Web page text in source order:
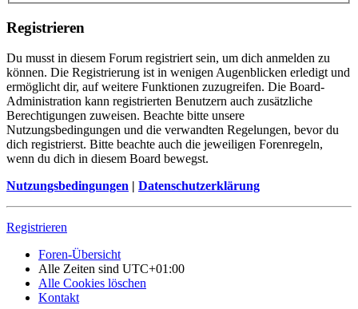
Registrieren
Du musst in diesem Forum registriert sein, um dich anmelden zu
können. Die Registrierung ist in wenigen Augenblicken erledigt und
ermöglicht dir, auf weitere Funktionen zuzugreifen. Die Board-
Administration kann registrierten Benutzern auch zusätzliche
Berechtigungen zuweisen. Beachte bitte unsere
Nutzungsbedingungen und die verwandten Regelungen, bevor du
dich registrierst. Bitte beachte auch die jeweiligen Forenregeln,
wenn du dich in diesem Board bewegst.
Nutzungsbedingungen | Datenschutzerklärung
Registrieren
Foren-Übersicht
Alle Zeiten sind UTC+01:00
Alle Cookies löschen
Kontakt